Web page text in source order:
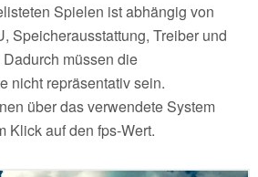
Spielen ist abhängig von
Speicherausstattung, Treiber und
müssen die
nicht repräsentativ sein.
über das verwendete System
Klick auf den fps-Wert.